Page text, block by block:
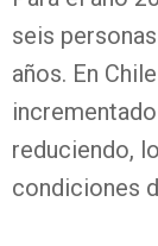
seis
años. En
reduciendo,
condiciones